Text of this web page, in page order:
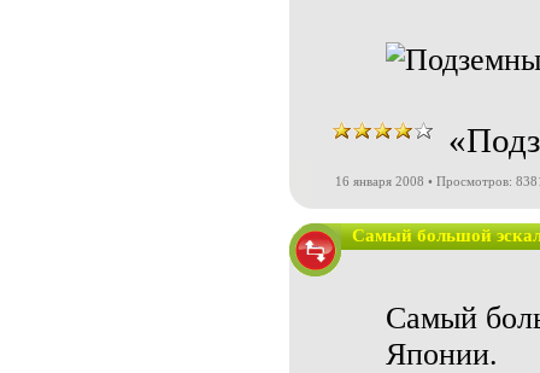
16 января 2008 • Просмотров:
Самый большой
Самый
Японии.